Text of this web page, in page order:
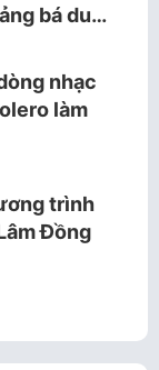
bá du…
nhạc
làm
trình
Đồng